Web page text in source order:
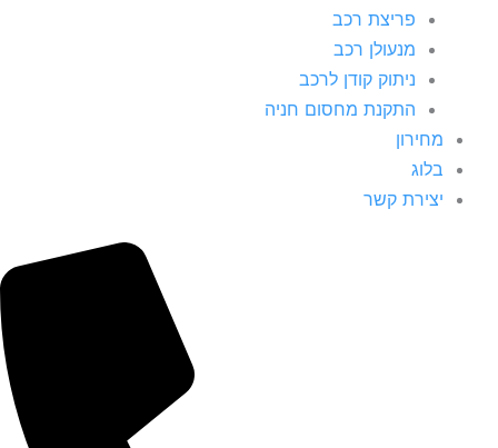
פריצת רכב
מנעולן רכב
ניתוק קודן לרכב
התקנת מחסום חניה
מחירון
בלוג
יצירת קשר